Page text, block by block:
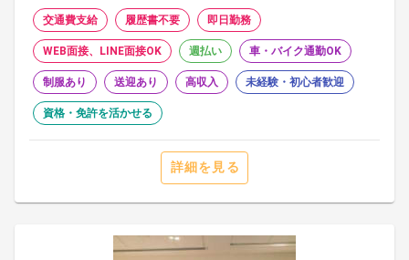
交通費支給 履歴書不要 即日勤務
WEB面接、LINE面接OK 週払い 車・バイク通勤OK
制服あり 送迎あり 高収入 未経験・初心者歓迎
資格・免許を活かせる
詳細を見る